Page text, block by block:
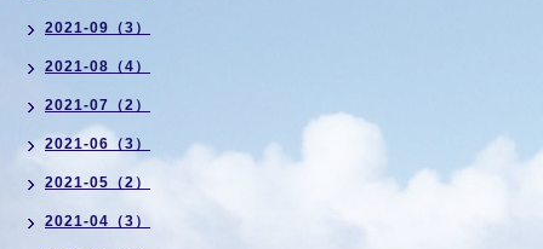
2021-09（3）
2021-08（4）
2021-07（2）
2021-06（3）
2021-05（2）
2021-04（3）